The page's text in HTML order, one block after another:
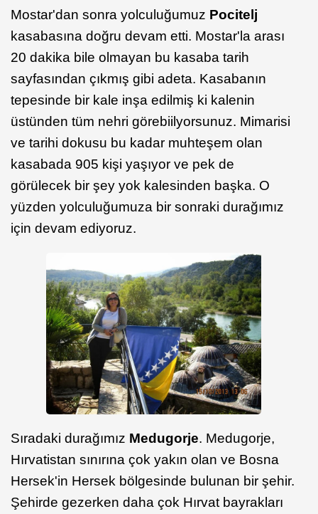
Mostar'dan sonra yolculuğumuz Pocitelj
kasabasına doğru devam etti. Mostar'la arası
20 dakika bile olmayan bu kasaba tarih
sayfasından çıkmış gibi adeta. Kasabanın
tepesinde bir kale inşa edilmiş ki kalenin
üstünden tüm nehri görebiilyorsunuz. Mimarisi
ve tarihi dokusu bu kadar muhteşem olan
kasabada 905 kişi yaşıyor ve pek de
görülecek bir şey yok kalesinden başka. O
yüzden yolculuğumuza bir sonraki durağımız
için devam ediyoruz.
Sıradaki durağımız Medugorje. Medugorje,
Hırvatistan sınırına çok yakın olan ve Bosna
Hersek'in Hersek bölgesinde bulunan bir şehir.
Şehirde gezerken daha çok Hırvat bayrakları